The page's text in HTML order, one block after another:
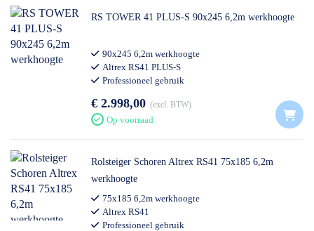
RS TOWER 41 PLUS-S 90x245 6,2m werkhoogte
90x245 6,2m werkhoogte
Altrex RS41 PLUS-S
Professioneel gebruik
€ 2.998,00 excl. BTW
Op voorraad
Rolsteiger Schoren Altrex RS41 75x185 6,2m
werkhoogte
75x185 6,2m werkhoogte
Altrex RS41
Professioneel gebruik